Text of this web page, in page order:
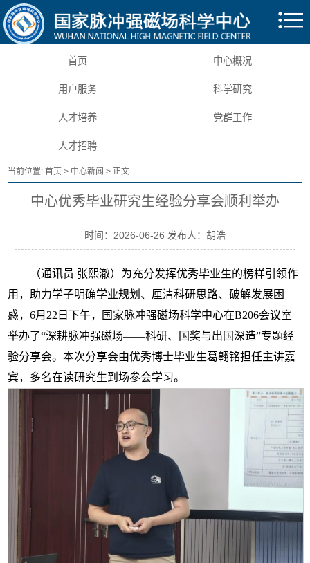
首页 中心概况
用户服务 科学研究
人才培养 党群工作
人才招聘
当前位置:首页 > 中心新闻 > 正文
中心优秀毕业研究生经验分享会顺利举办
时间：2026-06-26 发布人：胡浩
（通讯员 张熙澈）为充分发挥优秀毕业生的榜样引领作
用，助力学子明确学业规划、厘清科研思路、破解发展困
惑，6月22日下午，国家脉冲强磁场科学中心在B206会议室
举办了“深耕脉冲强磁场——科研、国奖与出国深造”专题经
验分享会。本次分享会由优秀博士毕业生葛翱铭担任主讲嘉
宾，多名在读研究生到场参会学习。